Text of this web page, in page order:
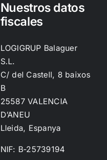
Nuestros datos
fiscales
LOGIGRUP Balaguer
S.L.
C/ del Castell, 8 baixos
B
25587 VALENCIA
D’ANEU
Lleida, Espanya
NIF: B-25739194